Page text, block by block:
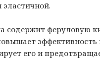
эластичной.
содержит феруловую
эффективность
его и